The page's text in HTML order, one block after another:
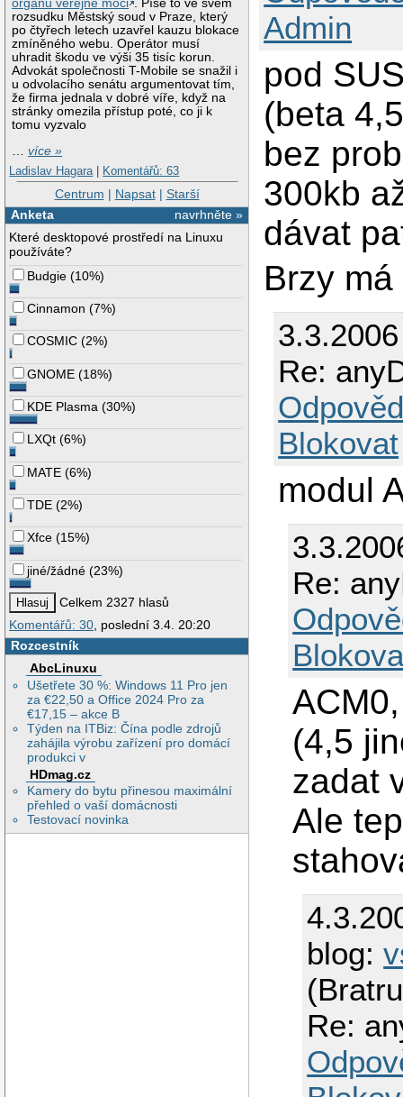
orgánů veřejné moci . Píše to ve svém
rozsudku Městský soud v Praze, který
po čtyřech letech uzavřel kauzu blokace
zmíněného webu. Operátor musí
uhradit škodu ve výši 35 tisíc korun.
Advokát společnosti T-Mobile se snažil i
u odvolacího senátu argumentovat tím,
že firma jednala v dobré víře, když na
stránky omezila přístup poté, co ji k
tomu vyzvalo
…více »
Ladislav Hagara | Komentářů: 63
Centrum | Napsat| Starší
navrhněte »
Anketa
Které desktopové prostředí na Linuxu
používáte?
Budgie (10%)
Cinnamon (7%)
COSMIC (2%)
GNOME (18%)
KDE Plasma (30%)
LXQt (6%)
MATE (6%)
TDE (2%)
Xfce (15%)
jiné/žádné (23%)
Celkem 2327 hlasů
Komentářů: 30, poslední 3.4. 20:20
Rozcestník
AbcLinuxu
Ušetřete 30 %: Windows 11 Pro jen
za €22,50 a Office 2024 Pro za
€17,15 – akce B
Týden na ITBiz: Čína podle zdrojů
zahájila výrobu zařízení pro domácí
produkci v
HDmag.cz
Kamery do bytu přinesou maximální
přehled o vaší domácnosti
Testovací novinka
Admin
pod
(beta
bez
300kb
dávat
Brzy
Re:
Blokovat
modul
Re:
(4,5
zadat
Ale
blog:
Re: